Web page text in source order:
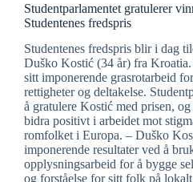
Studentparlamentet gratulerer
Studentenes fredspris
Studentenes fredspris blir i dag
Duško Kostić (34 år) fra
sitt imponerende grasrotarbeid
rettigheter og deltakelse.
å gratulere Kostić med prisen,
bidra positivt i arbeidet mot
romfolket i Europa. – Duško
imponerende resultater ved å
opplysningsarbeid for å bygge
og forståelse for sitt folk på